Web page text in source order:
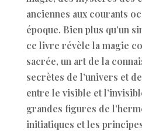
anciennes aux courants
époque. Bien plus qu’un
ce livre révèle la magie
sacrée, un art de la
secrètes de l’univers et
entre le visible et
grandes figures de
initiatiques et les